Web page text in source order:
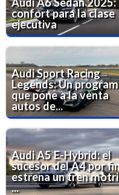
confort para la clase
ejecutiva
Audi Sport Racing
Legends: Un
que pone a la venta
autos de...
Audi A5 E-Hybrid: el
sucesor del A4 por
estrena un tren
...